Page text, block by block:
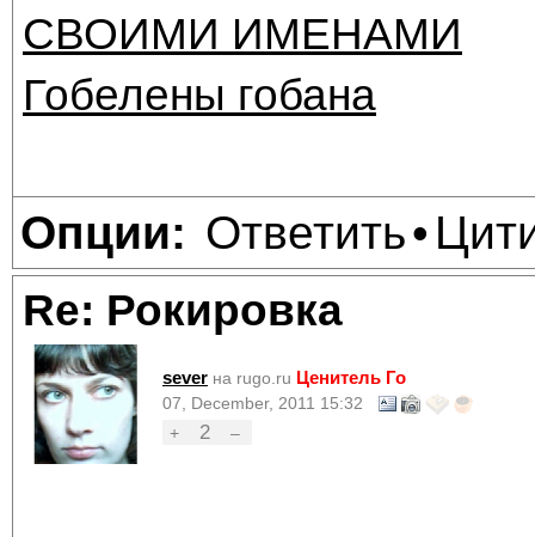
СВОИМИ ИМЕНАМИ
Гобелены гобана
Опции: Ответить•
Re: Рокировка
sever на rugo.ru Ценитель Го
07, December, 2011 15:32
+
2 –